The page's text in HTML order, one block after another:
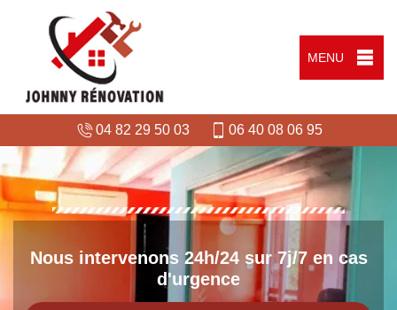
MENU
04 82 29 50 03 06 40 08 06 95
Nous intervenons 24h/24 sur 7j/7 en cas
d'urgence